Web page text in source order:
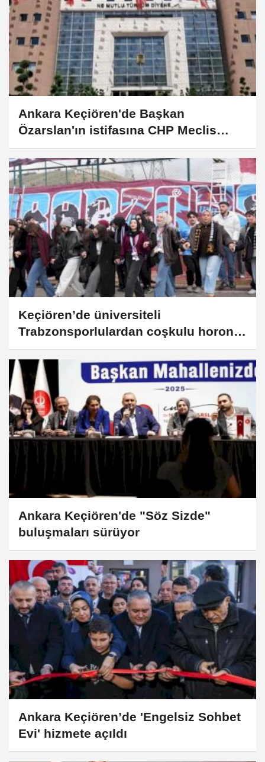
Ankara Keçiören'de Başkan
Özarslan'ın istifasına CHP Meclis
Grubu’ndan tepki
Keçiören’de üniversiteli
Trabzonsporlulardan coşkulu horon
festivali
Ankara Keçiören'de "Söz Sizde"
buluşmaları sürüyor
Ankara Keçiören’de 'Engelsiz Sohbet
Evi' hizmete açıldı